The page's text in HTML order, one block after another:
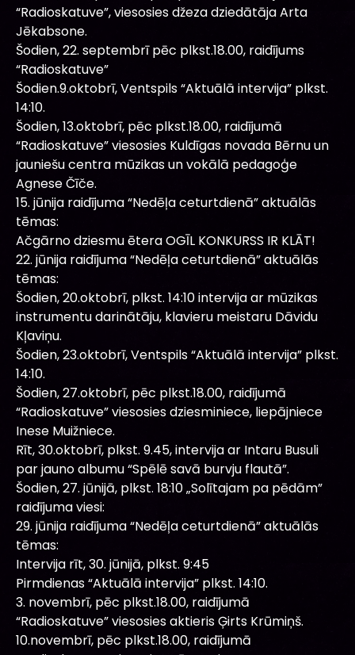
“Radioskatuve”, viesosies džeza dziedātāja Arta
Jēkabsone.
Šodien, 22. septembrī pēc plkst.18.00, raidījums
“Radioskatuve”
Šodien.9.oktobrī, Ventspils “Aktuālā intervija” plkst.
14:10.
Šodien, 13.oktobrī, pēc plkst.18.00, raidījumā
“Radioskatuve” viesosies Kuldīgas novada Bērnu un
jauniešu centra mūzikas un vokālā pedagoģe
Agnese Čīče.
15. jūnija raidījuma “Nedēļa ceturtdienā” aktuālās
tēmas:
Ačgārno dziesmu ētera OGĪL KONKURSS IR KLĀT!
22. jūnija raidījuma “Nedēļa ceturtdienā” aktuālās
tēmas:
Šodien, 20.oktobrī, plkst. 14:10 intervija ar mūzikas
instrumentu darinātāju, klavieru meistaru Dāvidu
Kļaviņu.
Šodien, 23.oktobrī, Ventspils “Aktuālā intervija” plkst.
14:10.
Šodien, 27.oktobrī, pēc plkst.18.00, raidījumā
“Radioskatuve” viesosies dziesminiece, liepājniece
Inese Muižniece.
Rīt, 30.oktobrī, plkst. 9.45, intervija ar Intaru Busuli
par jauno albumu “Spēlē savā burvju flautā”.
Šodien, 27. jūnijā, plkst. 18:10 „Solītajam pa pēdām”
raidījuma viesi:
29. jūnija raidījuma “Nedēļa ceturtdienā” aktuālās
tēmas:
Intervija rīt, 30. jūnijā, plkst. 9:45
Pirmdienas “Aktuālā intervija” plkst. 14:10.
3. novembrī, pēc plkst.18.00, raidījumā
“Radioskatuve” viesosies aktieris Ģirts Krūmiņš.
10.novembrī, pēc plkst.18.00, raidījumā